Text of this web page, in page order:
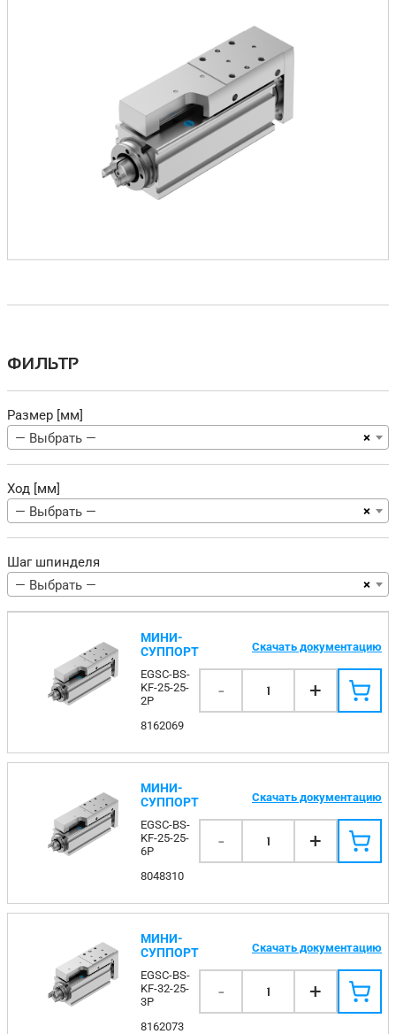
ФИЛЬТР
Размер [мм]
×
— Выбрать —
Ход [мм]
×
— Выбрать —
Шаг шпинделя
×
— Выбрать —
МИНИ-
СУППОРТ
EGSC-BS-
KF-25-25-
2P
8162069
Скачать документацию
- 1 +
МИНИ-
СУППОРТ
EGSC-BS-
KF-25-25-
6P
8048310
Скачать документацию
- 1 +
МИНИ-
СУППОРТ
EGSC-BS-
KF-32-25-
3P
8162073
Скачать документацию
- 1 +